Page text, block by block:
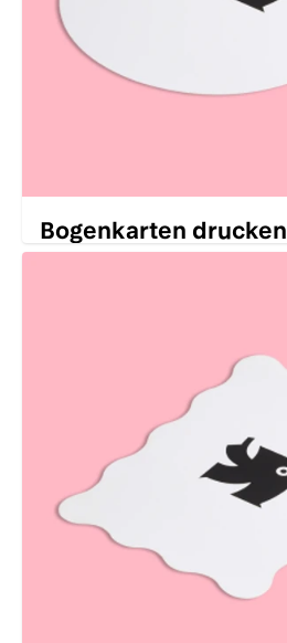
Bogenkarten drucken